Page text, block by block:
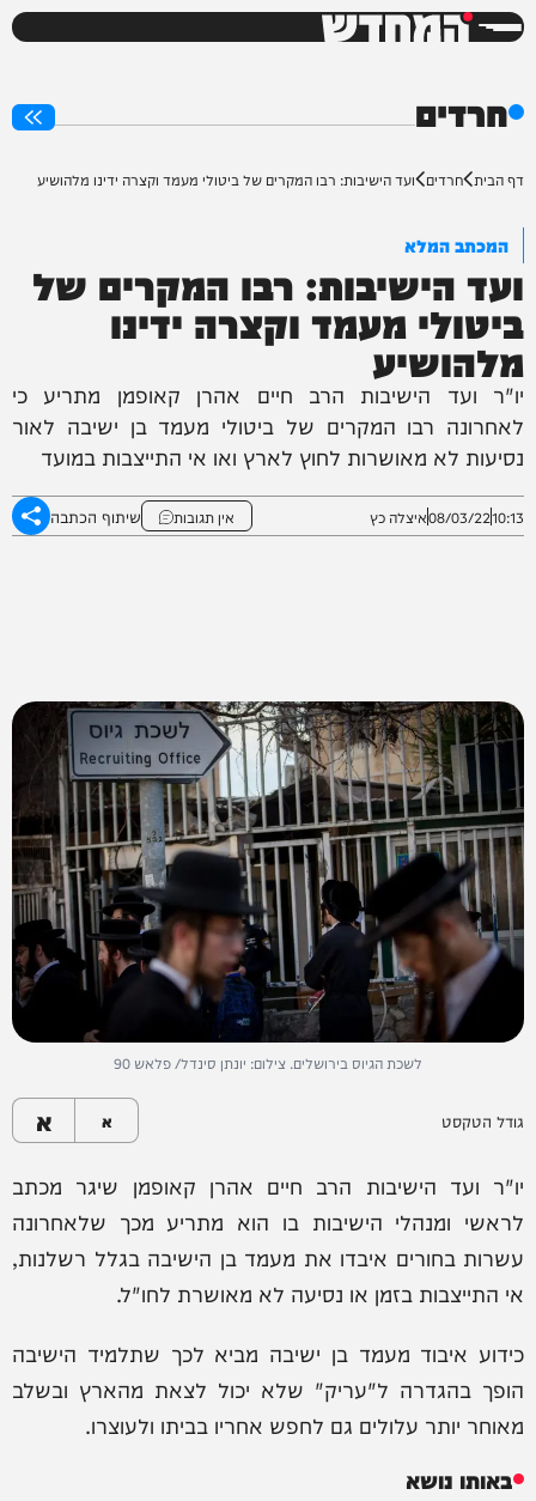
המחדש
חרדים
דף הבית חרדים ועד הישיבות: רבו המקרים של ביטולי מעמד וקצרה ידינו מלהושיע
המכתב המלא
ועד הישיבות: רבו המקרים של
ביטולי מעמד וקצרה ידינו
מלהושיע
יו"ר ועד הישיבות הרב חיים אהרן קאופמן מתריע כי
לאחרונה רבו המקרים של ביטולי מעמד בן ישיבה לאור
נסיעות לא מאושרות לחוץ לארץ ואו אי התייצבות במועד
10:13
08/03/22איצלה כץ אין תגובות שיתוף הכתבה
לשכת הגיוס בירושלים. צילום: יונתן סינדל/ פלאש 90
גודל הטקסט א א
יו"ר ועד הישיבות הרב חיים אהרן קאופמן שיגר מכתב
לראשי ומנהלי הישיבות בו הוא מתריע מכך שלאחרונה
עשרות בחורים איבדו את מעמד בן הישיבה בגלל רשלנות,
אי התייצבות בזמן או נסיעה לא מאושרת לחו"ל.
כידוע איבוד מעמד בן ישיבה מביא לכך שתלמיד הישיבה
הופך בהגדרה ל"עריק" שלא יכול לצאת מהארץ ובשלב
מאוחר יותר עלולים גם לחפש אחריו בביתו ולעוצרו.
באותו נושא